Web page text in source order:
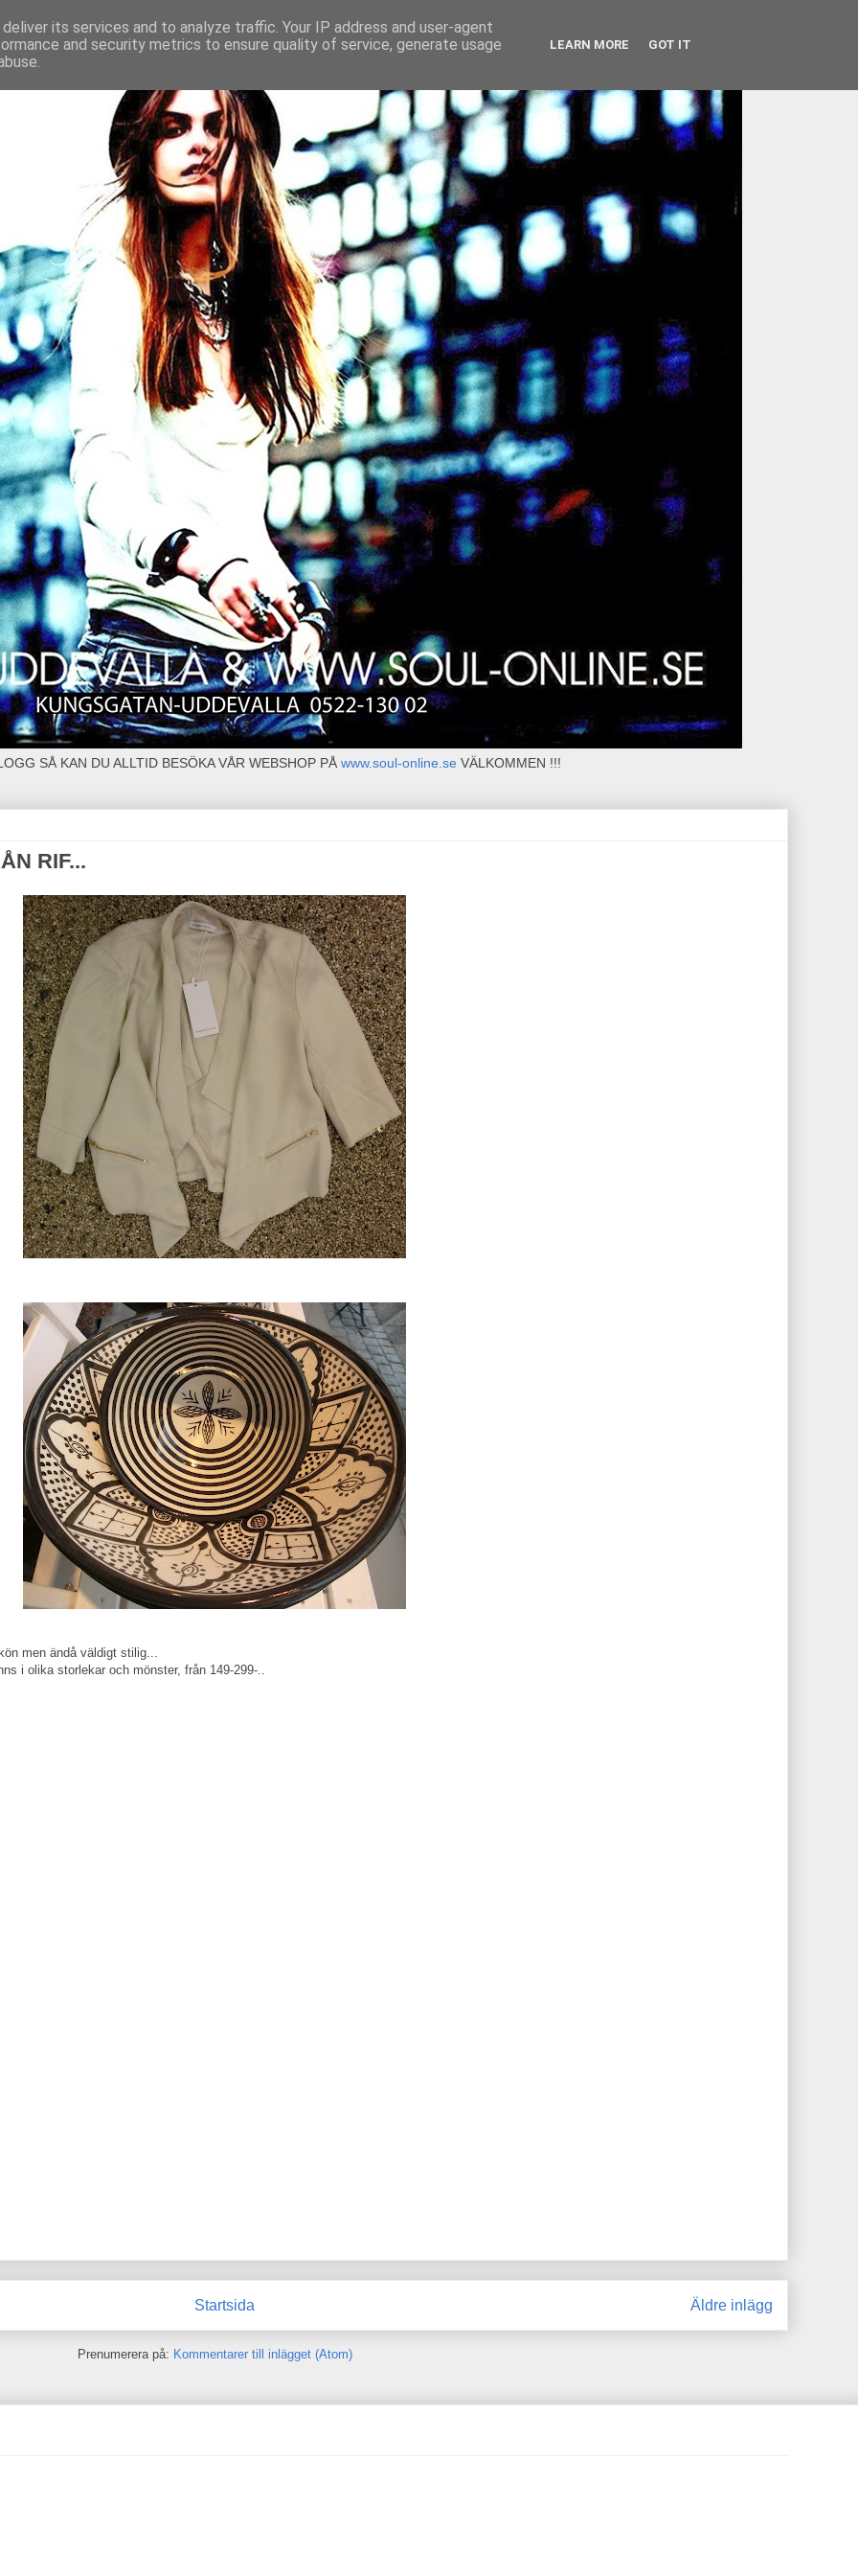
SÅ KAN DU ALLTID BESÖKA VÅR WEBSHOP PÅ www.soul-online.se VÄLKOMMEN !!!
RIF...
men ändå väldigt stilig...
i olika storlekar och mönster, från 149-299-..
Äldre inlägg
Startsida
Prenumerera på: Kommentarer till inlägget (Atom)
its services and to analyze traffic. Your IP address and user-agent
and security metrics to ensure quality of service, generate usage
LEARN MORE GOT IT